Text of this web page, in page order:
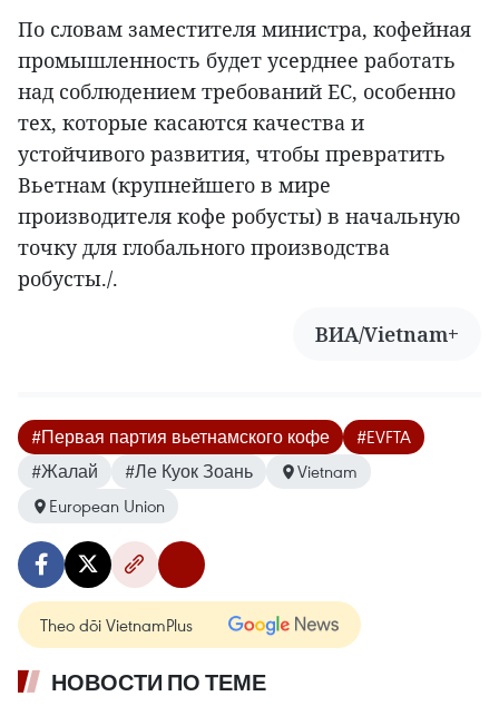
По словам заместителя министра, кофейная
промышленность будет усерднее работать
над соблюдением требований ЕС, особенно
тех, которые касаются качества и
устойчивого развития, чтобы превратить
Вьетнам (крупнейшего в мире
производителя кофе робусты) в начальную
точку для глобального производства
робусты./.
ВИА/Vietnam+
#Первая партия вьетнамского кофе
#EVFTA
#Жалай
#Ле Куок Зоань
Vietnam
European Union
Theo dõi VietnamPlus
НОВОСТИ ПО ТЕМЕ